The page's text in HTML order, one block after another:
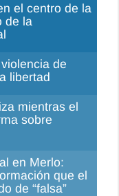
el centro de la
de la
de
libertad
mientras el
sobre
en Merlo:
que el
de “falsa”